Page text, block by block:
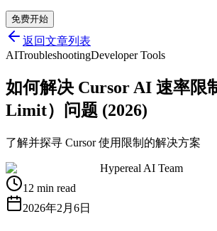
免费开始
返回文章列表
AITroubleshootingDeveloper Tools
如何解决 Cursor AI 速率限
Limit）问题 (2026)
了解并探寻 Cursor 使用限制的解决方案
Hypereal AI Team
12 min read
2026年2月6日